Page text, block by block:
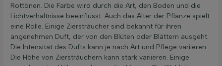
Rottönen. Die Farbe wird durch die Art, den Boden und die
Lichtverhältnisse beeinflusst. Auch das Alter der Pflanze spielt
eine Rolle. Einige Ziersträucher sind bekannt für ihren
angenehmen Duft, der von den Blüten oder Blättern ausgeht.
Die Intensität des Dufts kann je nach Art und Pflege variieren.
Die Höhe von Ziersträuchern kann stark variieren. Einige